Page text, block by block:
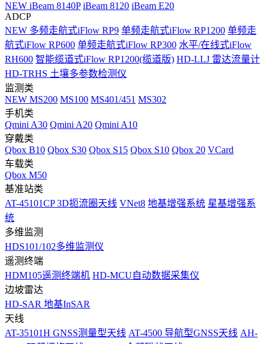
NEW iBeam 8140P iBeam 8120 iBeam E20
ADCP
NEW 多频走航式iFlow RP9 单频走航式iFlow RP1200 单频走
航式iFlow RP600 单频走航式iFlow RP300 水平/在线式iFlow
RH600 智能缆道式iFlow RP1200(缆道版) HD-LLJ 雷达流量计
HD-TRHS 土壤多参数检测仪
监测类
NEW MS200 MS100 MS401/451 MS302
手机类
Qmini A30 Qmini A20 Qmini A10
穿戴类
Qbox B10 Qbox S30 Qbox S15 Qbox S10 Qbox 20 VCard
车载类
Qbox M50
基准站类
AT-45101CP 3D扼流圈天线 VNet8 地基增强系统 星基增强系
统
多维监测
HDS101/102多维监测仪
遥测终端
HDM105遥测终端机 HD-MCU自动数据采集仪
边坡雷达
HD-SAR 地基InSAR
天线
AT-35101H GNSS测量型天线 AT-4500 导航型GNSS天线 AH-